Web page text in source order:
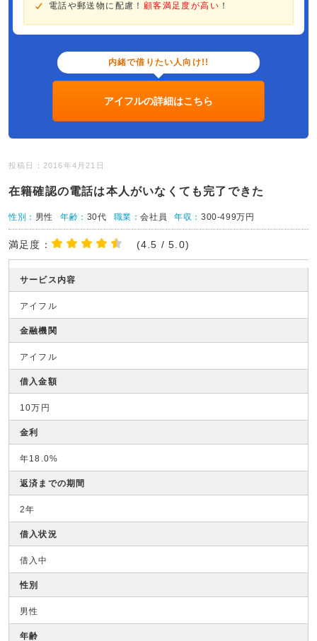
電話や郵送物に配慮！ 顧客満足度が高い ！
内緒で借りたい人向け!!
アイフルの詳細はこちら
投稿日：2016年4月21日
在籍確認の電話は本人がいなくても完了できた
性別： 男性 年齢： 30代 職業：会社員 年収：300-499万円
満足度： (4.5 / 5.0)
サービス内容
アイフル
金融機関
アイフル
借入金額
10万円
金利
年18.0%
返済までの期間
2年
借入状況
借入中
性別
男性
年齢